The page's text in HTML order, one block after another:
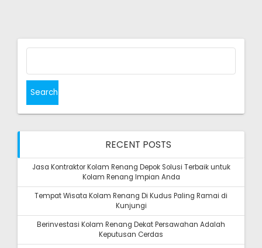
Search
RECENT POSTS
Jasa Kontraktor Kolam Renang Depok Solusi Terbaik untuk
Kolam Renang Impian Anda
Tempat Wisata Kolam Renang Di Kudus Paling Ramai di
Kunjungi
Berinvestasi Kolam Renang Dekat Persawahan Adalah
Keputusan Cerdas